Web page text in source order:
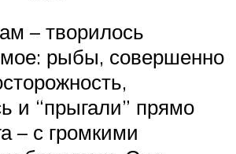
– творилось
рыбы, совершенно
и “прыгали” прямо
– с громкими